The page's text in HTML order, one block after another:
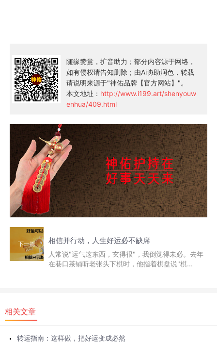
随缘赞赏，扩音助力；部分内容源于网络，
如有侵权请告知删除；由Ai协助润色，转载
请说明来源于"神佑品牌【官方网站】"。
本文地址： http://www.i199.art/shenyouw
enhua/409.html
下一篇 相信并行动，人生好运必不缺席
人常说"运气这东西，玄得很"，我倒觉得未必。去年
在巷口茶铺听老张头下棋时，他指着棋盘说"棋...
相关文章
转运指南：这样做，把好运变成必然